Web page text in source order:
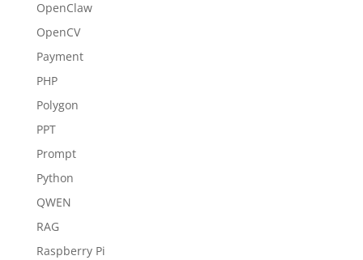
OpenClaw
OpenCV
Payment
PHP
Polygon
PPT
Prompt
Python
QWEN
RAG
Raspberry Pi